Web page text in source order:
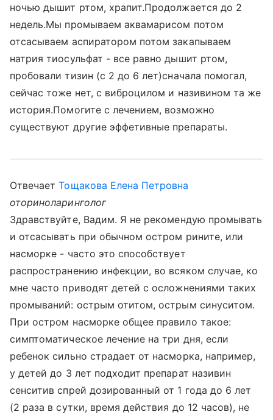
ночью дышит ртом, храпит.Продолжается до 2
недель.Мы промываем аквамарисом потом
отсасываем аспиратором потом закапываем
натрия тиосульфат - все равно дышит ртом,
пробовали тизин (с 2 до 6 лет)сначала помогал,
сейчас тоже нет, с виброцилом и називином та же
история.Помогите с лечением, возможно
существуют другие эффетивные препараты.
ОтвечаетТощакова Елена Петровна
оториноларинголог
Здравствуйте, Вадим. Я не рекомендую промывать
и отсасывать при обычном остром рините, или
насморке - часто это способствует
распространению инфекции, во всяком случае, ко
мне часто приводят детей с осложнениями таких
промываний: острым отитом, острым синуситом.
При остром насморке общее правило такое:
симптоматическое лечение на три дня, если
ребенок сильно страдает от насморка, например,
у детей до 3 лет подходит препарат називин
сенситив спрей дозированный от 1 года до 6 лет
(2 раза в сутки, время действия до 12 часов), не